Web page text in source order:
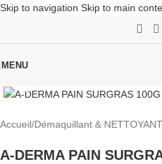
Skip to navigation Skip to main
MENU
Accueil/Démaquillant & NETTOYANT
A-DERMA PAIN